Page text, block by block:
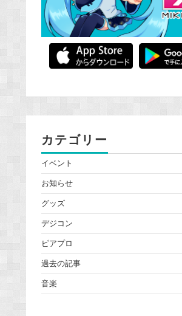
カテゴリー
イベント
お知らせ
グッズ
デジコン
ピアプロ
過去の記事
音楽